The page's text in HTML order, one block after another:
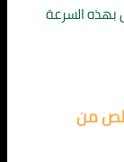
بهذه السرعة
من